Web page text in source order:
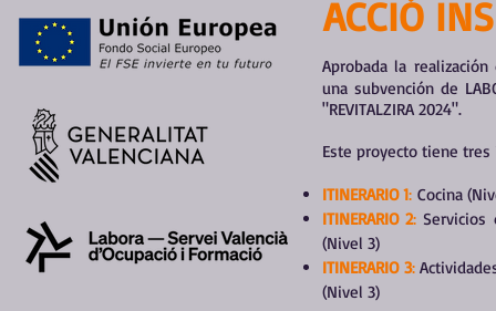
ACCIÓ
Aprobada la realización
una subvención de
"REVITALZIRA 2024".
Este proyecto tiene
ITINERARIO 1: Cocina
ITINERARIO 2:
(Nivel 3)
ITINERARIO 3:
(Nivel 3)